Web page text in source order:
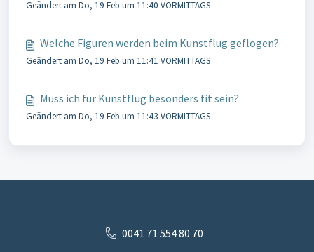
Geändert am Do, 19 Feb um 11:40 VORMITTAGS
Welche Figuren werden beim Kunstflug geflogen?
Geändert am Do, 19 Feb um 11:41 VORMITTAGS
Muss ich für Kunstflug besonders fit sein?
Geändert am Do, 19 Feb um 11:43 VORMITTAGS
0041 71 554 80 70